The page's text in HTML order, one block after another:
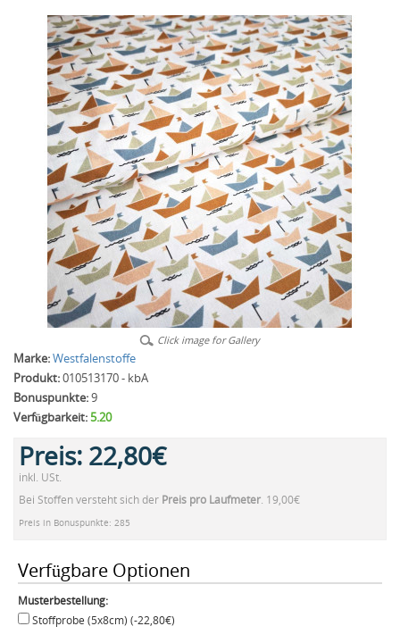
Click image for Gallery
Marke:Westfalenstoffe
Produkt:010513170 - kbA
Bonuspunkte:9
Verfügbarkeit:5.20
Preis: 22,80€
inkl. USt.
Bei Stoffen versteht sich der Preis pro Laufmeter. 19,00€
Preis in Bonuspunkte: 285
Verfügbare Optionen
Musterbestellung:
Stoffprobe (5x8cm) (-22,80€)